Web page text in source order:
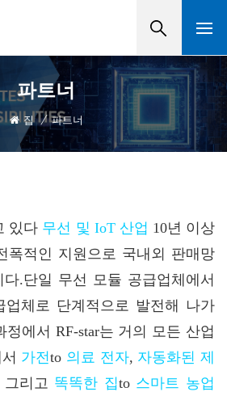
파트너
집 / 파트너
있다 무선 및 IoT 산업 10년 이상
폭적인 지원으로 국내외 판매망
.단일 무선 모듈 공급업체에서
업체로 단계적으로 발전해 나가
에서 RF-star는 거의 모든 산업
가전to 의료 전자, 자동화된 제
그리고 똑똑한 집to스마트 농업